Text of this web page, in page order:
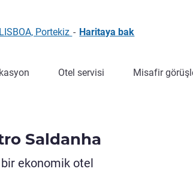
Portekiz - Haritaya bak
Otel servisi Misafir
Saldanha
bir ekonomik otel